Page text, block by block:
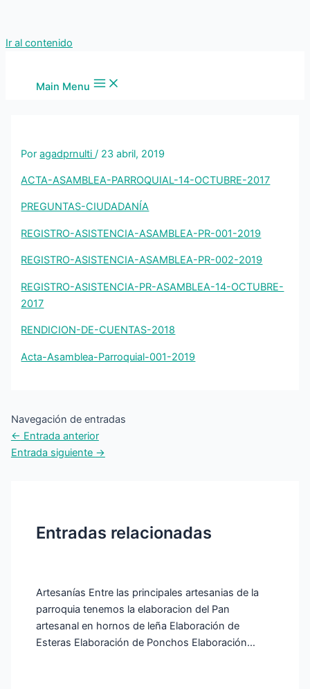
Ir al contenido
Main Menu
Poragadprnulti/ 23 abril, 2019
ACTA-ASAMBLEA-PARROQUIAL-14-OCTUBRE-2017
PREGUNTAS-CIUDADANÍA
REGISTRO-ASISTENCIA-ASAMBLEA-PR-001-2019
REGISTRO-ASISTENCIA-ASAMBLEA-PR-002-2019
REGISTRO-ASISTENCIA-PR-ASAMBLEA-14-OCTUBRE-
2017
RENDICION-DE-CUENTAS-2018
Acta-Asamblea-Parroquial-001-2019
Navegación de entradas
← Entrada anterior
Entrada siguiente →
Entradas relacionadas
Artesanías Entre las principales artesanias de la
parroquia tenemos la elaboracion del Pan
artesanal en hornos de leña Elaboración de
Esteras Elaboración de Ponchos Elaboración…